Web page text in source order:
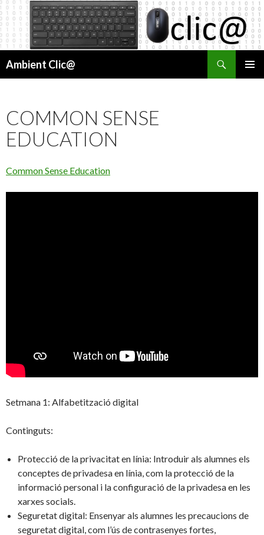
Ambient Clic@
COMMON SENSE
EDUCATION
Common Sense Education
Setmana 1: Alfabetització digital
Continguts:
Protecció de la privacitat en línia: Introduir als alumnes els
conceptes de privadesa en línia, com la protecció de la
informació personal i la configuració de la privadesa en les
xarxes socials.
Seguretat digital: Ensenyar als alumnes les precaucions de
seguretat digital, com l’ús de contrasenyes fortes,